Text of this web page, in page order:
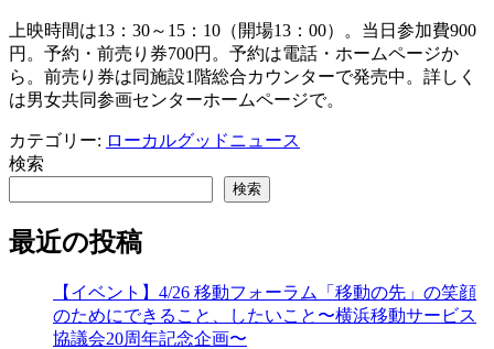
上映時間は13：30～15：10（開場13：00）。当日参加費900
円。予約・前売り券700円。予約は電話・ホームページか
ら。前売り券は同施設1階総合カウンターで発売中。詳しく
は男女共同参画センターホームページで。
カテゴリー: ローカルグッドニュース
検索
検索
最近の投稿
【イベント】4/26 移動フォーラム「移動の先」の笑顔
のためにできること、したいこと〜横浜移動サービス
協議会20周年記念企画〜